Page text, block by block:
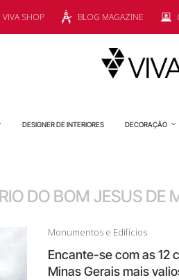
VIVA SHOP BLOG MAGAZINE
DESIGNER DE INTERIORES DECORAÇÃO
DO BOM JESUS DE
Monumentos e Edifícios
Encante-se com as 12
Minas Gerais mais